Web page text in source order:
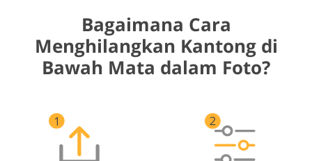
Bagaimana Cara
Menghilangkan Kantong di
Bawah Mata dalam Foto?